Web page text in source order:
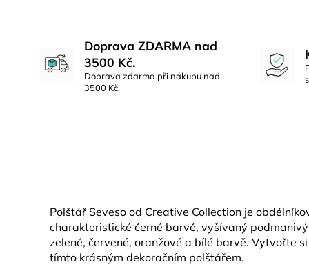
Doprava ZDARMA nad
3500 Kč.
Doprava zdarma při nákupu nad
3500 Kč.
Polštář Seveso od Creative Collection je
charakteristické černé barvě, vyšívaný
zelené, červené, oranžové a bílé barvě. Vytvořte
tímto krásným dekoračním polštářem.